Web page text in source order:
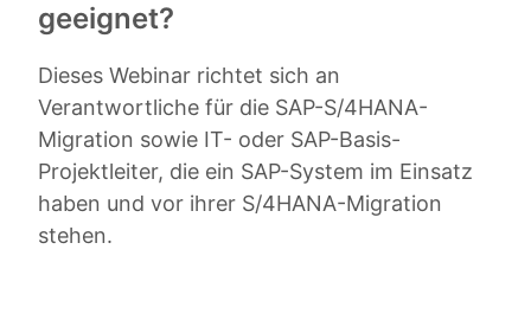
geeignet?
Dieses Webinar richtet sich an
Verantwortliche für die SAP-S/4HANA-
Migration sowie IT- oder SAP-Basis-
Projektleiter, die ein SAP-System im Einsatz
haben und vor ihrer S/4HANA-Migration
stehen.